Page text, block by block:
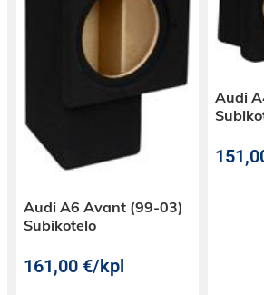
Audi A6 Avant (99-03)
Subikotelo
161,00€/kpl
Audi